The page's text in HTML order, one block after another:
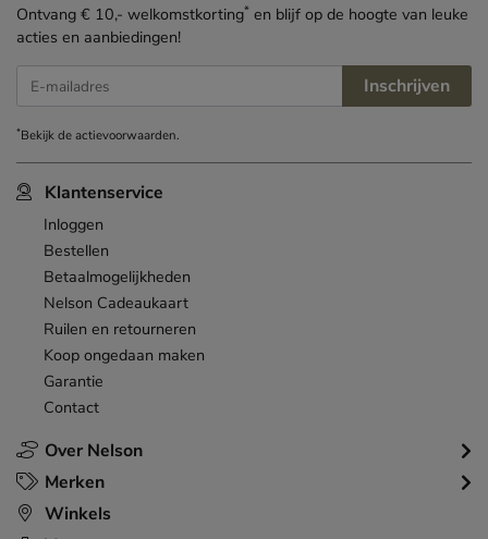
Over Nelson
Klantenservice
Inloggen
Bestellen
Betaalmogelijkheden
Nelson Cadeaukaart
Ruilen en retourneren
Koop ongedaan maken
Garantie
Contact
Merken
Winkels
Ontvang € 10,- welkomstkorting* en blijf op de hoogte van leuke
acties en aanbiedingen!
E-mailadres Inschrijven
*Bekijk deactievoorwaarden.